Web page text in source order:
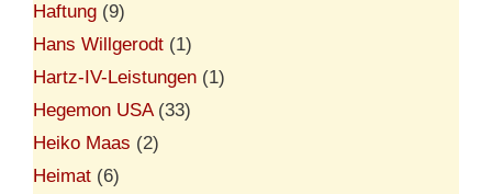
Haftung (9)
Hans Willgerodt (1)
Hartz-IV-Leistungen (1)
Hegemon USA(33)
Heiko Maas (2)
Heimat (6)